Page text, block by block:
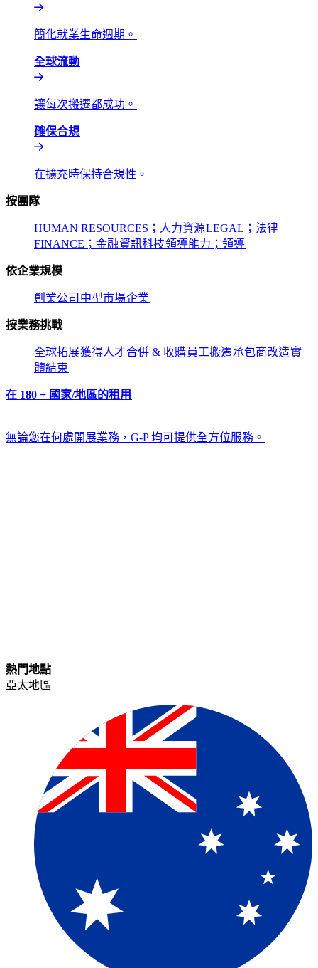
簡化就業生命週期。​​
全球流動​​
讓每次搬遷都成功。​​
確保合規​​
在擴充時保持合規性。​​
按團隊​​
HUMAN RESOURCES；人力資源​​LEGAL；法律​​
FINANCE；金融​​資訊科技​​領導能力；領導​​
依企業規模​​
創業公司​​ 中型市場​​企業​​
按業務挑戰​​
全球拓展​​獲得人才​​合併 & 收購​​員工搬遷​​承包商改造​​實
體結束​​
在 180 + 國家/地區的租用​​
無論您在何處開展業務，G-P 均可提供全方位服務。​​
熱門地點​​
亞太地區​​